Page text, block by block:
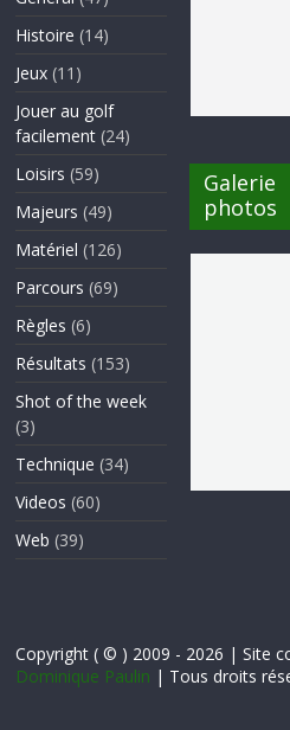
Histoire (14)
Jeux (11)
Jouer au golf
facilement (24)
Loisirs (59)
Majeurs (49)
Matériel (126)
Parcours (69)
Règles (6)
Résultats (153)
Shot of the week
(3)
Technique (34)
Videos (60)
Web (39)
Galerie
photos
Copyright ( © ) 2009 - 2026 | Site
Dominique Paulin | Tous droits